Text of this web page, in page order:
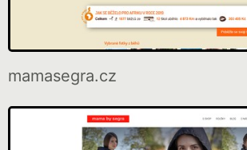
mamasegra.cz